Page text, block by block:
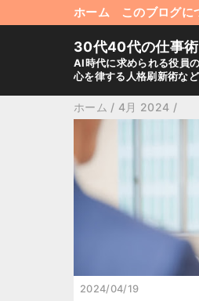
ホーム このブログに
30代40代の仕事
AI時代に求められる役員
心を律する人格刷新術な
ホーム / 4月 2024 /
2024/04/19